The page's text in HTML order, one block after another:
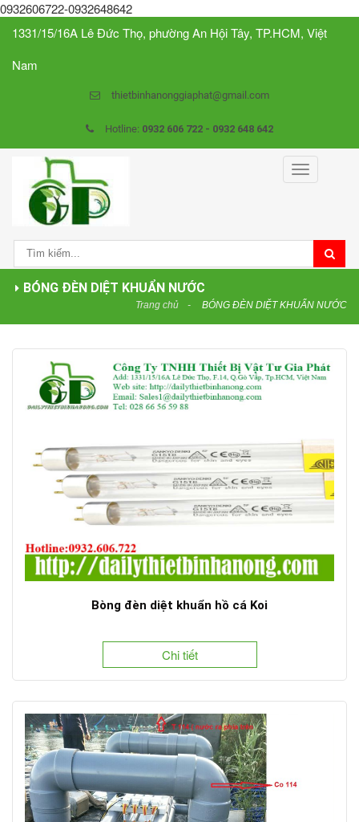
0932606722-0932648642
1331/15/16A Lê Đức Thọ, phường An Hội Tây, TP.HCM, Việt
Nam
thietbinhanonggiaphat@gmail.com
Hotline: 0932 606 722 - 0932 648 642
Toggle
navigation
BÓNG ĐÈN DIỆT KHUẨN NƯỚC
Trang chủ BÓNG ĐÈN DIỆT KHUẨN NƯỚC
Bòng đèn diệt khuẩn hồ cá Koi
Chi tiết